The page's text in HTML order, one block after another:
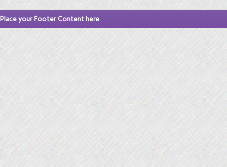
Place your Footer Content here